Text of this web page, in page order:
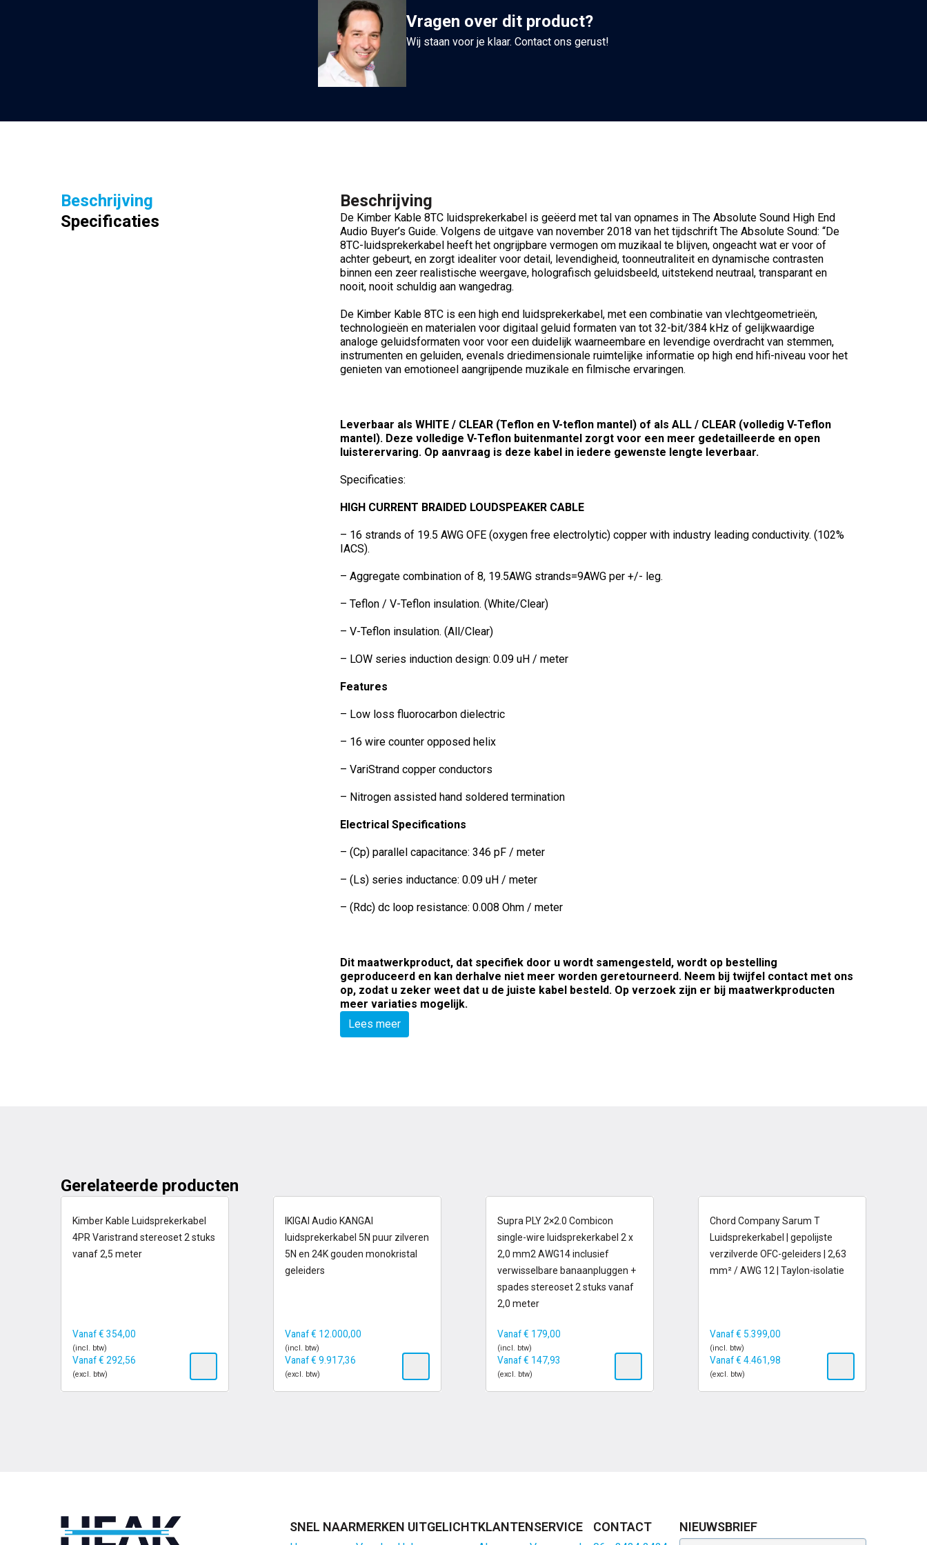
Vragen over dit product?
Wij staan voor je klaar. Contact ons gerust!
Beschrijving
Specificaties
Beschrijving
De Kimber Kable 8TC luidsprekerkabel is geëerd met tal van opnames in The Absolute Sound High End
Audio Buyer’s Guide. Volgens de uitgave van november 2018 van het tijdschrift The Absolute Sound: “De
8TC-luidsprekerkabel heeft het ongrijpbare vermogen om muzikaal te blijven, ongeacht wat er voor of
achter gebeurt, en zorgt idealiter voor detail, levendigheid, toonneutraliteit en dynamische contrasten
binnen een zeer realistische weergave, holografisch geluidsbeeld, uitstekend neutraal, transparant en
nooit, nooit schuldig aan wangedrag.
De Kimber Kable 8TC is een high end luidsprekerkabel, met een combinatie van vlechtgeometrieën,
technologieën en materialen voor digitaal geluid formaten van tot 32-bit/384 kHz of gelijkwaardige
analoge geluidsformaten voor voor een duidelijk waarneembare en levendige overdracht van stemmen,
instrumenten en geluiden, evenals driedimensionale ruimtelijke informatie op high end hifi-niveau voor het
genieten van emotioneel aangrijpende muzikale en filmische ervaringen.
Leverbaar als WHITE / CLEAR (Teflon en V-teflon mantel) of als ALL / CLEAR (volledig V-Teflon
mantel). Deze volledige V-Teflon buitenmantel zorgt voor een meer gedetailleerde en open
luisterervaring. Op aanvraag is deze kabel in iedere gewenste lengte leverbaar.
Specificaties:
HIGH CURRENT BRAIDED LOUDSPEAKER CABLE
– 16 strands of 19.5 AWG OFE (oxygen free electrolytic) copper with industry leading conductivity. (102%
IACS).
– Aggregate combination of 8, 19.5AWG strands=9AWG per +/- leg.
– Teflon / V-Teflon insulation. (White/Clear)
– V-Teflon insulation. (All/Clear)
– LOW series induction design: 0.09 uH / meter
Features
– Low loss fluorocarbon dielectric
– 16 wire counter opposed helix
– VariStrand copper conductors
– Nitrogen assisted hand soldered termination
Electrical Specifications
– (Cp) parallel capacitance: 346 pF / meter
– (Ls) series inductance: 0.09 uH / meter
– (Rdc) dc loop resistance: 0.008 Ohm / meter
Dit maatwerkproduct, dat specifiek door u wordt samengesteld, wordt op bestelling
geproduceerd en kan derhalve niet meer worden geretourneerd. Neem bij twijfel contact met ons
op, zodat u zeker weet dat u de juiste kabel besteld. Op verzoek zijn er bij maatwerkproducten
meer variaties mogelijk.
Lees meer
Gerelateerde producten
6-13 dagen
Kimber Kable Luidsprekerkabel
4PR Varistrand stereoset 2 stuks
vanaf 2,5 meter
Vanaf€ 354,00
(incl. btw)
Vanaf€ 292,56
(excl. btw)
6-13 dagen
IKIGAI Audio KANGAI
luidsprekerkabel 5N puur zilveren
5N en 24K gouden monokristal
geleiders
Vanaf€ 12.000,00
(incl. btw)
Vanaf€ 9.917,36
(excl. btw)
op voorraad
Supra PLY 2×2.0 Combicon
single-wire luidsprekerkabel 2 x
2,0 mm2 AWG14 inclusief
verwisselbare banaanpluggen +
spades stereoset 2 stuks vanaf
2,0 meter
Vanaf€ 179,00
(incl. btw)
Vanaf€ 147,93
(excl. btw)
14-21 dagen
Chord Company Sarum T
Luidsprekerkabel | gepolijste
verzilverde OFC-geleiders | 2,63
mm² / AWG 12 | Taylon-isolatie
Vanaf€ 5.399,00
(incl. btw)
Vanaf€ 4.461,98
(excl. btw)
SNEL NAARMERKEN UITGELICHTKLANTENSERVICE CONTACT NIEUWSBRIEF